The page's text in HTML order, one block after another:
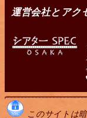
運営会社とアク
このサイトは